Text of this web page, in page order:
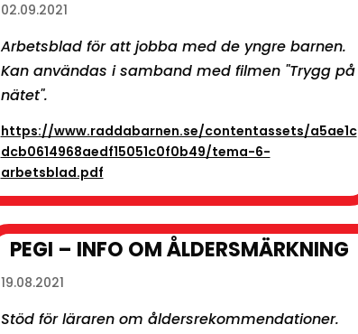
02.09.2021
Arbetsblad för att jobba med de yngre barnen.
Kan användas i samband med filmen "Trygg på
nätet".
https://www.raddabarnen.se/contentassets/a5ae1c
dcb0614968aedf15051c0f0b49/tema-6-
arbetsblad.pdf
PEGI – INFO OM ÅLDERSMÄRKNING
19.08.2021
Stöd för läraren om åldersrekommendationer.